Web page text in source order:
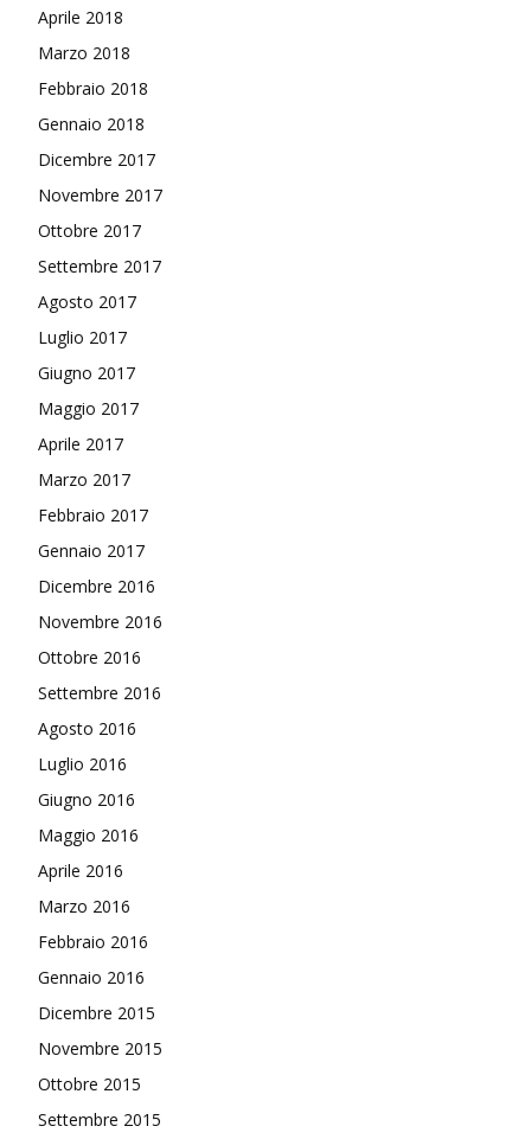
Aprile 2018
Marzo 2018
Febbraio 2018
Gennaio 2018
Dicembre 2017
Novembre 2017
Ottobre 2017
Settembre 2017
Agosto 2017
Luglio 2017
Giugno 2017
Maggio 2017
Aprile 2017
Marzo 2017
Febbraio 2017
Gennaio 2017
Dicembre 2016
Novembre 2016
Ottobre 2016
Settembre 2016
Agosto 2016
Luglio 2016
Giugno 2016
Maggio 2016
Aprile 2016
Marzo 2016
Febbraio 2016
Gennaio 2016
Dicembre 2015
Novembre 2015
Ottobre 2015
Settembre 2015